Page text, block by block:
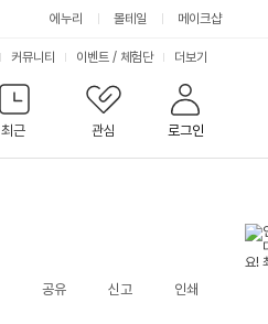
에누리 몰테일
메이크샵
최근
관심 로그인
커뮤니티 이벤트 / 체험단 서
비
스
더보기
공유 신고 인쇄